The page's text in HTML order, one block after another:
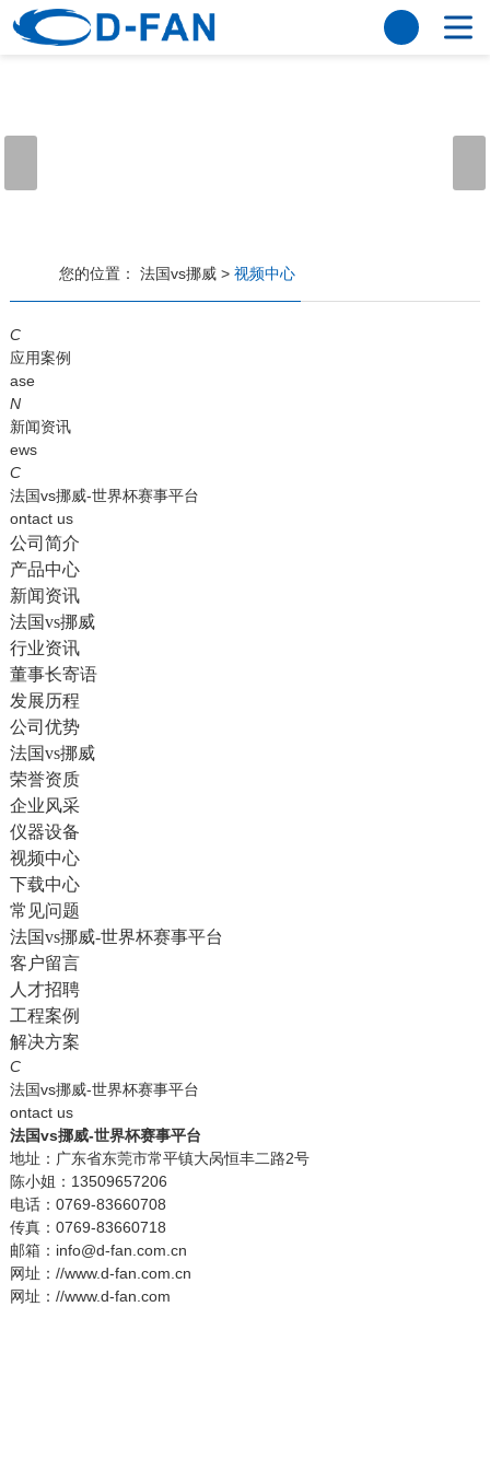
法国vs挪威
应用案例
法国vs挪威
行业资讯
常见问题
法国vs挪威-世界杯赛事平台
联系方式
客户留言
人才招聘
English
您的位置： 法国vs挪威> 视频中心
C
应用案例
ase
N
新闻资讯
ews
C
法国vs挪威-世界杯赛事平台
ontact us
公司简介
产品中心
新闻资讯
法国vs挪威
行业资讯
董事长寄语
发展历程
公司优势
法国vs挪威
荣誉资质
企业风采
仪器设备
视频中心
下载中心
常见问题
法国vs挪威-世界杯赛事平台
客户留言
人才招聘
工程案例
解决方案
C
法国vs挪威-世界杯赛事平台
ontact us
法国vs挪威-世界杯赛事平台
地址：广东省东莞市常平镇大呙恒丰二路2号
陈小姐：13509657206
电话：0769-83660708
传真：0769-83660718
邮箱：info@d-fan.com.cn
网址：//www.d-fan.com.cn
网址：//www.d-fan.com